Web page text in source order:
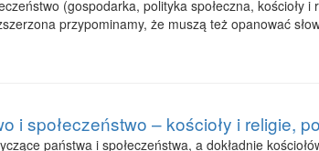
(gospodarka, polityka społeczna, kościoły
przypominamy, że muszą też opanować
i społeczeństwo – kościoły i religie,
państwa i społeczeństwa, a dokładnie